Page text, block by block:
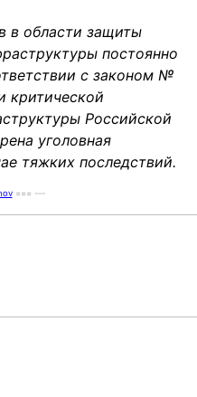
в области защиты
постоянно
с законом №
критической
Российской
уголовная
тяжких последствий.
=== ---